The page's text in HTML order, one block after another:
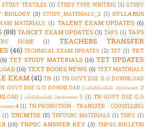
STUDY TEXTILES (1) STUDY TYPE WRITING (1) STUDY
BIOLOGY (3) STUDY_MATERIALS_2 (1) SYLLABUS
MATERIALS (1) TALENT EXAM UPDATES (6)
(88) TANCET EXAM UPDATES (3) TAPS (1) TAPS
HOME (1)
TEACHERS TRANSFER
(46) TECHNICAL EXAM UPDATES (2) TET (1) TET
(6) TET STUDY MATERIALS (16) TET UPDATES
(16) TEXT BOOKS NEWS (6) TEXT MATERIALS
EXAM (41) TN (1) TN GOVT DSE G.O DOWNLOAD
GOVT DSE G.O DOWNLOAD | பள்ளிக்கல்வி அரசாணை 2
| பள்ளிக்கல்வி அரசாணை 3 (1) TN GOVT DSE G.O
4 (1) TN PROMOTION - TRANSFER - COUSELLING
(1) TNCMTSE (5) TNFUSRC MATERIALS (1) TNPS (1)
(10) TNPSC ANSWER KEY (3) TNPSC BULLETIN